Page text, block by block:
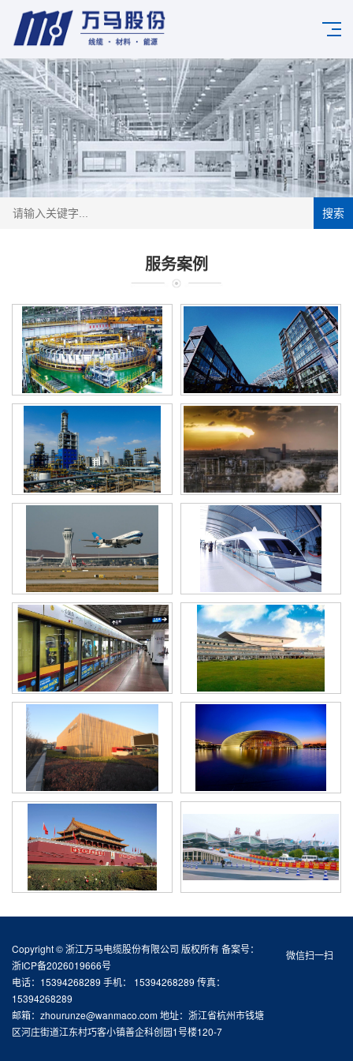
搜索
服务案例
微信扫一扫
Copyright © 浙江万马电缆股份有限公司 版权所有 备案号：
浙ICP备2026019666号
电话：15394268289 手机： 15394268289 传真：
15394268289
邮箱：zhourunze@wanmaco.com 地址：浙江省杭州市钱塘
区河庄街道江东村巧客小镇善企科创园1号楼120-7